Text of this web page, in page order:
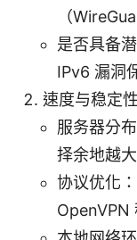
（
是否具备
IPv6 漏洞
速度与稳定性
服务器分
择余地越
协议优化
OpenVPN